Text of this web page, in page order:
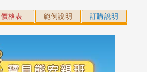
價格表 範例說明 訂購說明